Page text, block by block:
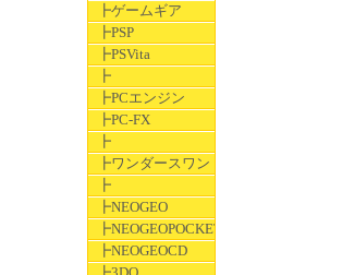
┣ゲームギア
┣PSP
┣PSVita
┣
┣PCエンジン
┣PC-FX
┣
┣ワンダースワン
┣
┣NEOGEO
┣NEOGEOPOCKET
┣NEOGEOCD